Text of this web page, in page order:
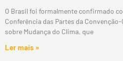
O Brasil foi formalmente confirmado
Conferência das Partes da
sobre Mudança do Clima, que
Ler mais »